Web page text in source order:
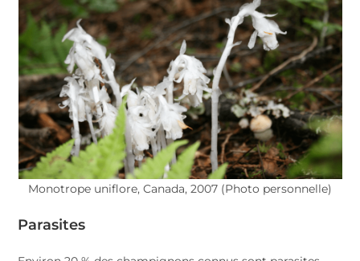
Monotrope uniflore, Canada, 2007 (Photo personnelle)
Parasites